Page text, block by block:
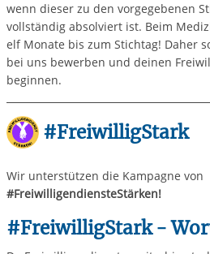
wenn dieser zu den vorgegebenen
vollständig absolviert ist. Beim
elf Monate bis zum Stichtag! Daher
bei uns bewerben und deinen
beginnen.
#FreiwilligStark
Wir unterstützen die Kampagne von
#FreiwilligendiensteStärken!
#FreiwilligStark -